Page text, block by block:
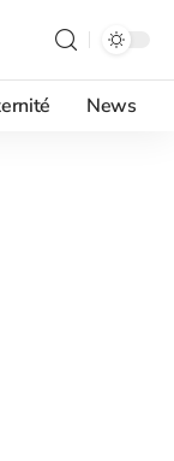
News